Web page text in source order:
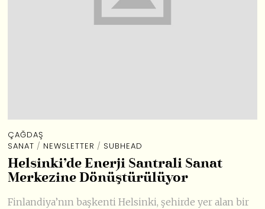
ÇAĞDAŞ
SANAT / NEWSLETTER / SUBHEAD
Helsinki’de Enerji Santrali Sanat
Merkezine Dönüştürülüyor
Finlandiya’nın başkenti Helsinki, şehirde yer alan bir